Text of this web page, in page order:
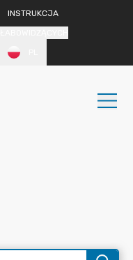
INSTRUKCJA